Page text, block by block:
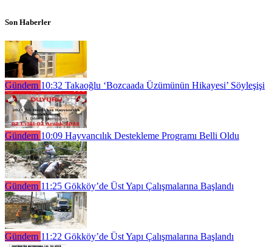
Son Haberler
Gündem 10:32 Takaoğlu ‘Bozcaada Üzümünün Hikayesi’ Söyleşişi
Gündem 10:09 Hayvancılık Destekleme Programı Belli Oldu
Gündem 11:25 Gökköy’de Üst Yapı Çalışmalarına Başlandı
Gündem 11:22 Gökköy’de Üst Yapı Çalışmalarına Başlandı